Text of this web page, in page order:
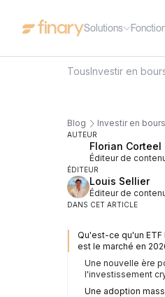
Solutions
Blog Investir en
AUTEUR
Florian Corteel
Éditeur de
ÉDITEUR
Louis Sellier
Éditeur de
DANS CET ARTICLE
Qu'est-ce qu'un ETF
est le marché en
Une nouvelle ère
l'investissement
Une adoption
TousInvestir en